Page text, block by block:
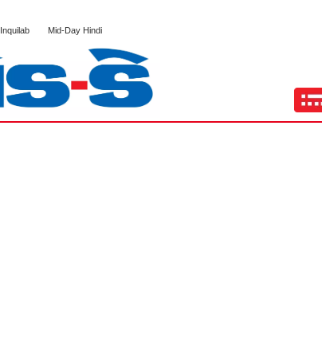
Inquilab Mid-Day Hindi